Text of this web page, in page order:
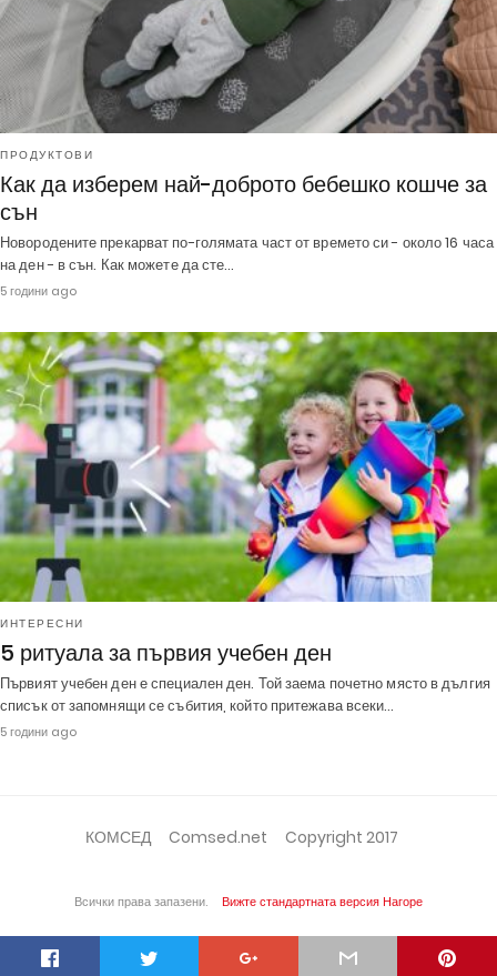
ПРОДУКТОВИ
Как да изберем най-доброто бебешко кошче за
сън
Новородените прекарват по-голямата част от времето си - около 16 часа
на ден - в сън. Как можете да сте…
5 години ago
ИНТЕРЕСНИ
5 ритуала за първия учебен ден
Първият учебен ден е специален ден. Той заема почетно място в дългия
списък от запомнящи се събития, който притежава всеки…
5 години ago
КОМСЕД Comsed.net Copyright 2017
Всички права запазени. Вижте стандартната версияНагоре